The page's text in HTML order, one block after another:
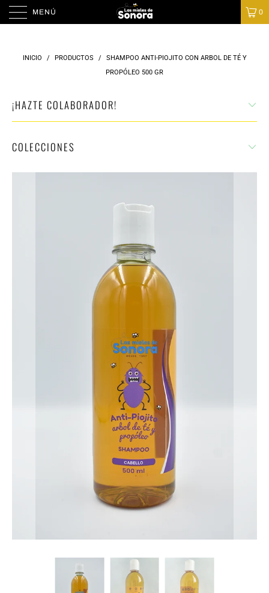
MENÚ 0
INICIO / PRODUCTOS /
SHAMPOO ANTI-PIOJITO CON ARBOL DE TÉ Y
PROPÓLEO 500 GR
¡HAZTE COLABORADOR!
COLECCIONES